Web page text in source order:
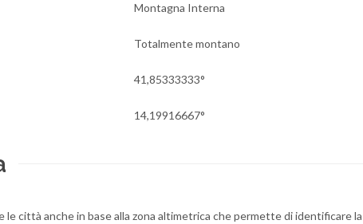
Montagna Interna
Totalmente montano
41,85333333°
14,19916667°
città anche in base alla zona altimetrica che permette di identificare la